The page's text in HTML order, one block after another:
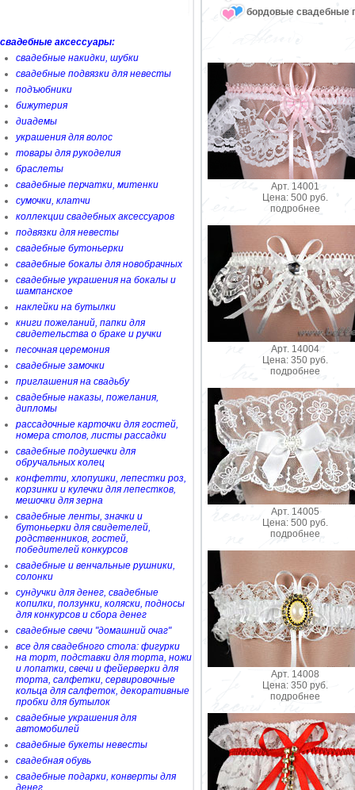
свадебные аксессуары:
свадебные накидки, шубки
свадебные подвязки для невесты
подъюбники
бижутерия
диадемы
украшения для волос
товары для рукоделия
браслеты
свадебные перчатки, митенки
сумочки, клатчи
коллекции свадебных аксессуаров
подвязки для невесты
свадебные бутоньерки
свадебные бокалы для новобрачных
свадебные украшения на бокалы и
шампанское
наклейки на бутылки
книги пожеланий, папки для
свидетельства о браке и ручки
песочная церемония
свадебные замочки
приглашения на свадьбу
свадебные наказы, пожелания,
дипломы
рассадочные карточки для гостей,
номера столов, листы рассадки
свадебные подушечки для
обручальных колец
конфетти, хлопушки, лепестки роз,
корзинки и кулечки для лепестков,
мешочки для зерна
свадебные ленты, значки и
бутоньерки для свидетелей,
родственников, гостей,
победителей конкурсов
свадебные и венчальные рушники,
солонки
сундучки для денег, свадебные
копилки, ползунки, коляски, подносы
для конкурсов и сбора денег
свадебные свечи "домашний очаг"
все для свадебного стола: фигурки
на торт, подставки для торта, ножи
и лопатки, свечи и фейерверки для
торта, салфетки, сервировочные
кольца для салфеток, декоративные
пробки для бутылок
свадебные украшения для
автомобилей
свадебные букеты невесты
свадебная обувь
свадебные подарки, конверты для
денег
бордовые свадебные
Арт. 14001
Цена: 500 руб.
подробнее
Арт. 14004
Цена: 350 руб.
подробнее
Арт. 14005
Цена: 500 руб.
подробнее
Арт. 14008
Цена: 350 руб.
подробнее